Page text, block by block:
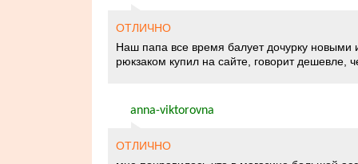
ОТЛИЧНО
Наш папа все время балует дочурку новыми
рюкзаком купил на сайте, говорит дешевле,
anna-viktorovna
ОТЛИЧНО